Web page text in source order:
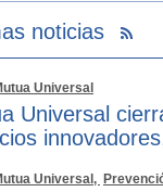
noticias
Universal
Universal
Universal,